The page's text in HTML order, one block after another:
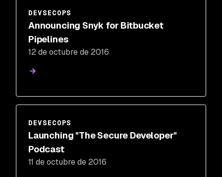
DEVSECOPS
Announcing Snyk for Bitbucket
Pipelines
12 de octubre de 2016
DEVSECOPS
Launching "The Secure Developer"
Podcast
11 de octubre de 2016